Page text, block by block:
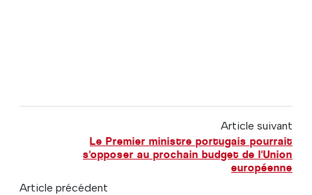
Article suivant
Le Premier ministre portugais pourrait
s'opposer au prochain budget de l'Union
européenne
Article précédent